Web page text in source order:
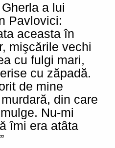
a lui
Pavlovici:
aceasta în
mişcările vechi
cu fulgi mari,
cu zăpadă.
de mine
din care
Nu-mi
îmi era atâta